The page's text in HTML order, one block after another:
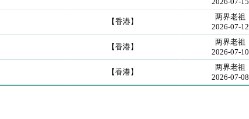
【香港】
两界老祖
2026-07-12
【香港】
两界老祖
2026-07-10
【香港】
两界老祖
2026-07-08